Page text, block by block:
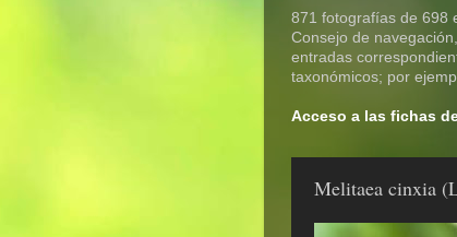
871 fotografías de 698
Consejo de
entradas
taxonómicos; por
Acceso a las fichas
Melitaea cinxia